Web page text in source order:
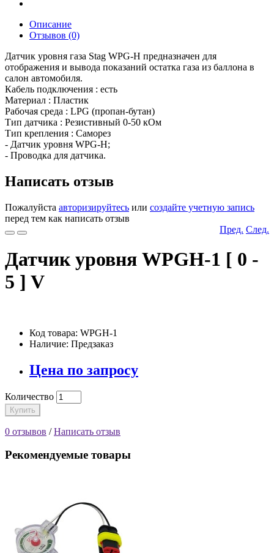
Описание
Отзывов (0)
Датчик уровня газа Stag WPG-H предназначен для
отображения и вывода показаний остатка газа из баллона в
салон автомобиля.
Кабель подключения : есть
Материал : Пластик
Рабочая среда : LPG (пропан-бутан)
Тип датчика : Резистивный 0-50 кОм
Тип крепления : Саморез
- Датчик уровня WPG-H;
- Проводка для датчика.
Написать отзыв
Пожалуйста авторизируйтесь или создайте учетную запись
перед тем как написать отзыв
Пред. След.
Датчик уровня WPGH-1 [ 0 -
5 ] V
Код товара: WPGH-1
Наличие: Предзаказ
Цена по запросу
Количество
Купить
0 отзывов /Написать отзыв
Рекомендуемые товары